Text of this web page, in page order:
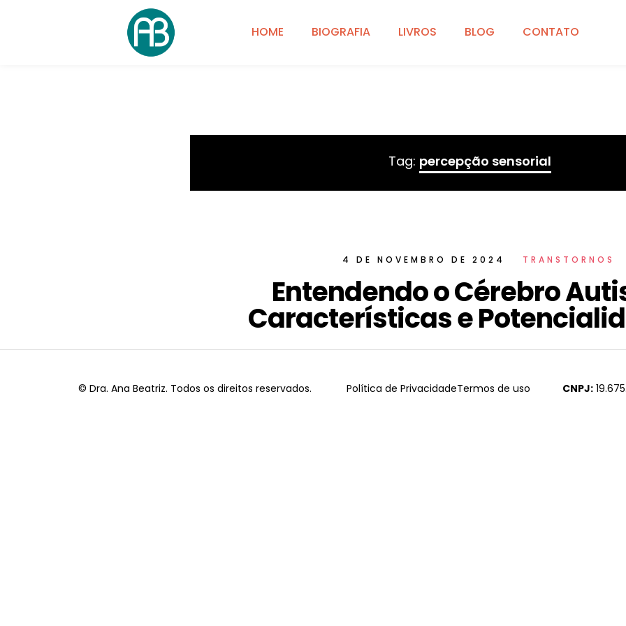
HOME BIOGRAFIA LIVROS BLOG CONTATO
Tag: percepção sensorial
4 DE NOVEMBRO DE 2024 TRANSTORNOS
Entendendo o Cérebro
Características e
© Dra. Ana Beatriz. Todos os direitos reservados. Política de PrivacidadeTermos de uso CNPJ: